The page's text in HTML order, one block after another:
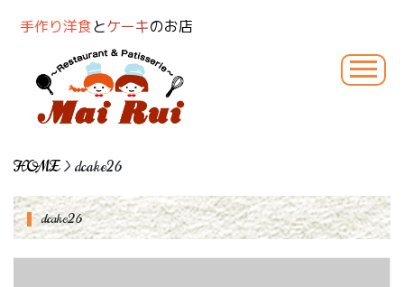
手作り洋食とケーキのお店
HOME> dcake26
dcake26